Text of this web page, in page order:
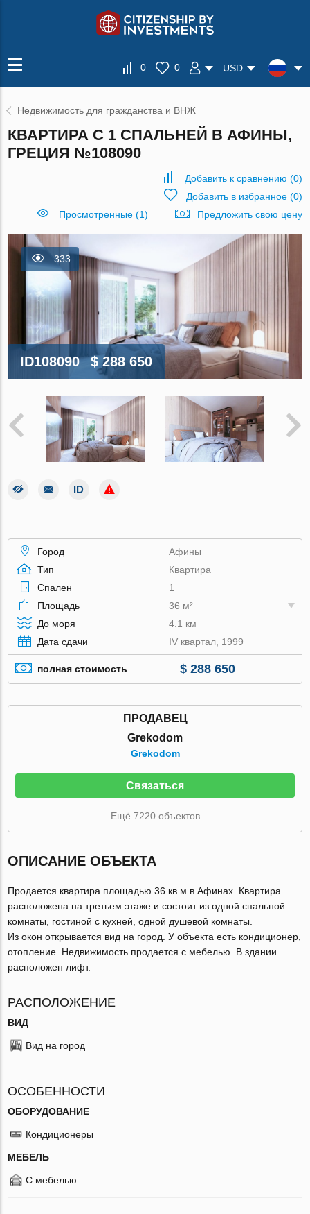
0 0 USD
Недвижимость для гражданства и ВНЖ
КВАРТИРА С 1 СПАЛЬНЕЙ В АФИНЫ,
ГРЕЦИЯ №108090
Добавить к сравнению (0)
Добавить в избранное(0)
Просмотренные (1)
Предложить свою цену
333
ID108090 $ 288 650
Город
Афины
Тип
Квартира
Спален
1
Площадь
36 м²
До моря
4.1 км
Дата сдачи
IV квартал, 1999
полная стоимость $ 288 650
ПРОДАВЕЦ
Grekodom
Grekodom
Связаться
Ещё 7220 объектов
ОПИСАНИЕ ОБЪЕКТА
Продается квартира площадью 36 кв.м в Афинах. Квартира
расположена на третьем этаже и состоит из одной спальной
комнаты, гостиной с кухней, одной душевой комнаты.
Из окон открывается вид на город. У объекта есть кондиционер,
отопление. Недвижимость продается с мебелью. В здании
расположен лифт.
РАСПОЛОЖЕНИЕ
ВИД
Вид на город
ОСОБЕННОСТИ
ОБОРУДОВАНИЕ
Кондиционеры
МЕБЕЛЬ
С мебелью